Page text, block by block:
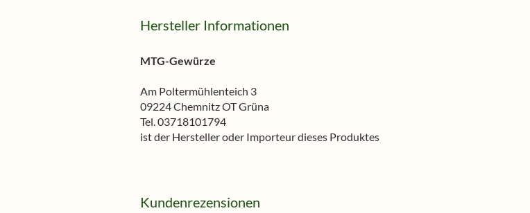
Hersteller Informationen
MTG-Gewürze
Am Poltermühlenteich 3
09224 Chemnitz OT Grüna
Tel. 03718101794
ist der Hersteller oder Importeur dieses Produktes
Kundenrezensionen